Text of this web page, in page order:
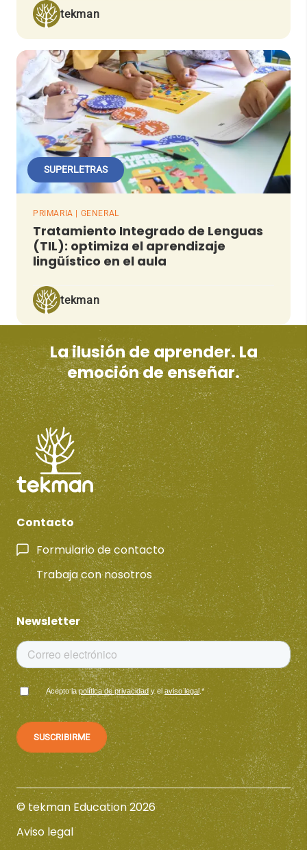
tekman
SUPERLETRAS
PRIMARIA | GENERAL
Tratamiento Integrado de Lenguas
(TIL): optimiza el aprendizaje
lingüístico en el aula
tekman
La ilusión de aprender. La
emoción de enseñar.
Contacto
Formulario de contacto
Trabaja con nosotros
Newsletter
Acepto lapolítica de privacidady el aviso legal.*
© tekman Education 2026
Aviso legal